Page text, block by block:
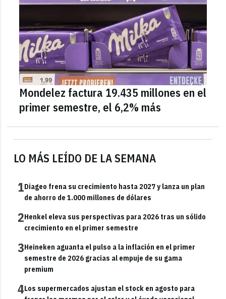
LO MÁS LEÍDO DE LA SEMANA
1Diageo frena su crecimiento hasta 2027 y lanza un plan
de ahorro de 1.000 millones de dólares
2Henkel eleva sus perspectivas para 2026 tras un sólido
crecimiento en el primer semestre
3Heineken aguanta el pulso a la inflación en el primer
semestre de 2026 gracias al empuje de su gama
premium
4Los supermercados ajustan el stock en agosto para
Mondelez factura 19.435 millones en el
primer semestre, el 6,2% más